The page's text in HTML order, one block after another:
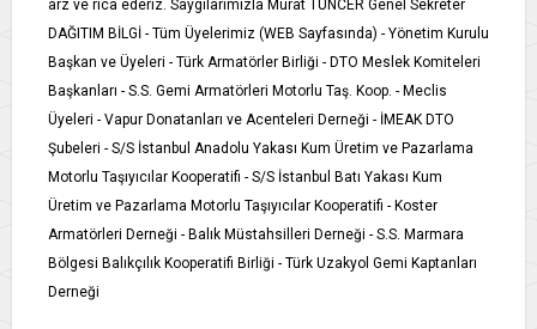
arz ve rica ederiz. Saygılarımızla Murat TUNCER Genel Sekreter
DAĞITIM BİLGİ - Tüm Üyelerimiz (WEB Sayfasında) - Yönetim Kurulu
Başkan ve Üyeleri - Türk Armatörler Birliği - DTO Meslek Komiteleri
Başkanları - S.S. Gemi Armatörleri Motorlu Taş. Koop. - Meclis
Üyeleri - Vapur Donatanları ve Acenteleri Derneği - İMEAK DTO
Şubeleri - S/S İstanbul Anadolu Yakası Kum Üretim ve Pazarlama
Motorlu Taşıyıcılar Kooperatifi - S/S İstanbul Batı Yakası Kum
Üretim ve Pazarlama Motorlu Taşıyıcılar Kooperatifi - Koster
Armatörleri Derneği - Balık Müstahsilleri Derneği - S.S. Marmara
Bölgesi Balıkçılık Kooperatifi Birliği - Türk Uzakyol Gemi Kaptanları
Derneği